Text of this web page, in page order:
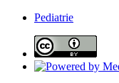
Pediatrie